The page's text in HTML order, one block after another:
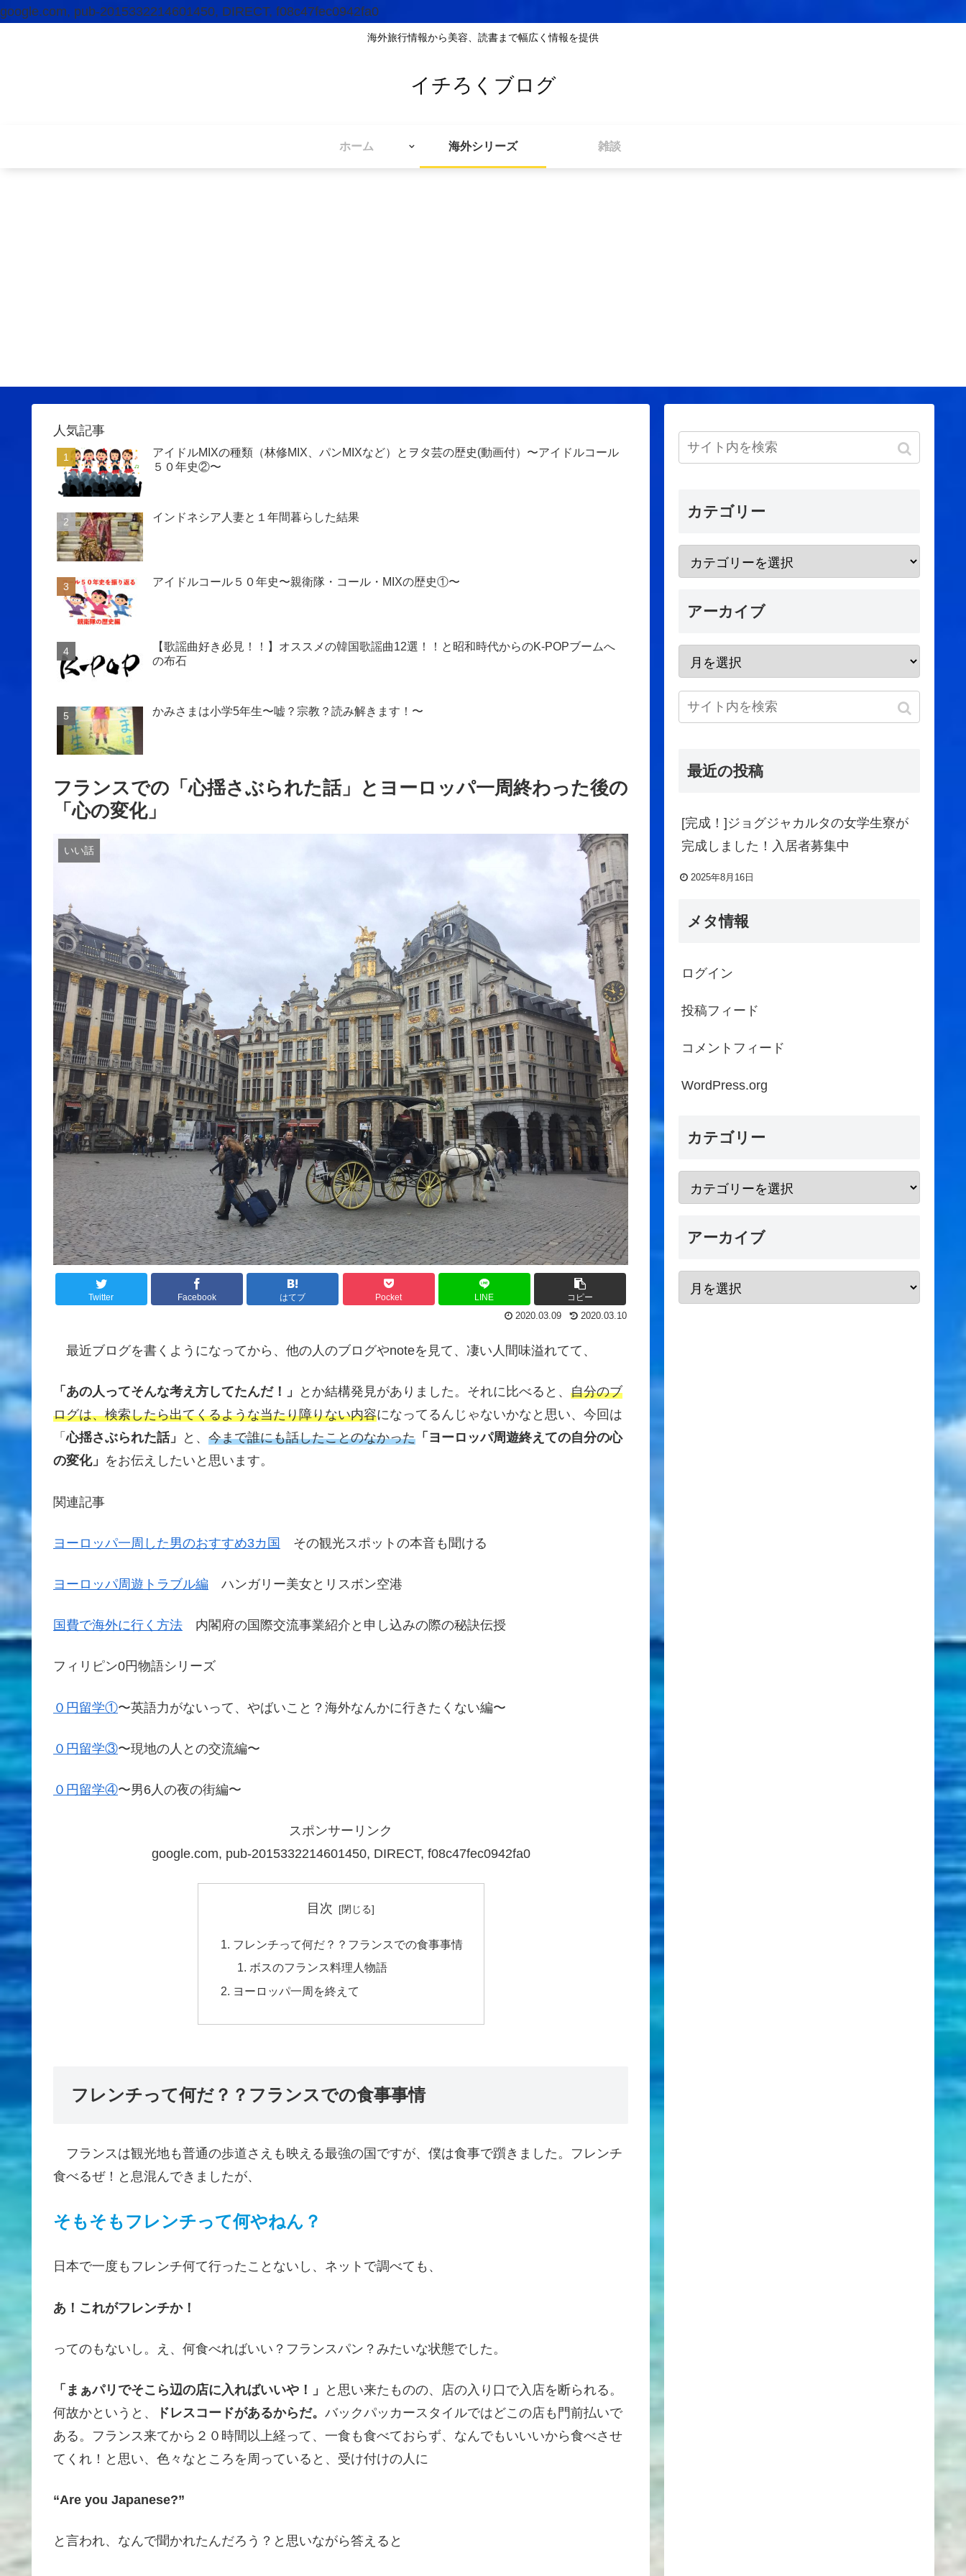
google.com, pub-2015332214601450, DIRECT, f08c47fec0942fa0
海外旅行情報から美容、読書まで幅広く情報を提供
イチろくブログ
ホーム 海外シリーズ 雑談
人気記事
アイドルMIXの種類（林修MIX、パンMIXなど）とヲタ芸の歴史(動画付）〜アイドルコール
５０年史②〜
インドネシア人妻と１年間暮らした結果
アイドルコール５０年史〜親衛隊・コール・MIXの歴史①〜
【歌謡曲好き必見！！】オススメの韓国歌謡曲12選！！と昭和時代からのK-POPブームへ
の布石
かみさまは小学5年生〜嘘？宗教？読み解きます！〜
フランスでの「心揺さぶられた話」とヨーロッパ一周終わった後の
「心の変化」
いい話
Twitter Facebook はてブ Pocket LINE
コピー
2020.03.10
2020.03.09
最近ブログを書くようになってから、他の人のブログやnoteを見て、凄い人間味溢れてて、
「あの人ってそんな考え方してたんだ！」 とか結構発見がありました。それに比べると、 自分のブ
ログは、検索したら出てくるような当たり障りない内容になってるんじゃないかなと思い、今回は
「心揺さぶられた話」 と、 今まで誰にも話したことのなかった 「ヨーロッパ周遊終えての自分の心
の変化」 をお伝えしたいと思います。
関連記事
ヨーロッパ一周した男のおすすめ3カ国 その観光スポットの本音も聞ける
ヨーロッパ周遊トラブル編 ハンガリー美女とリスボン空港
国費で海外に行く方法 内閣府の国際交流事業紹介と申し込みの際の秘訣伝授
フィリピン0円物語シリーズ
０円留学①〜英語力がないって、やばいこと？海外なんかに行きたくない編〜
０円留学③〜現地の人との交流編〜
０円留学④〜男6人の夜の街編〜
スポンサーリンク
google.com, pub-2015332214601450, DIRECT, f08c47fec0942fa0
目次
フレンチって何だ？？フランスでの食事事情
ボスのフランス料理人物語
ヨーロッパ一周を終えて
フレンチって何だ？？フランスでの食事事情
フランスは観光地も普通の歩道さえも映える最強の国ですが、僕は食事で躓きました。フレンチ
食べるぜ！と息混んできましたが、
そもそもフレンチって何やねん？
日本で一度もフレンチ何て行ったことないし、ネットで調べても、
あ！これがフレンチか！
ってのもないし。え、何食べればいい？フランスパン？みたいな状態でした。
「まぁパリでそこら辺の店に入ればいいや！」
と思い来たものの、店の入り口で入店を断られる。
何故かというと、
ドレスコードがあるからだ。 バックパッカースタイルではどこの店も門前払いで
ある。フランス来てから２０時間以上経って、一食も食べておらず、なんでもいいいから食べさせ
てくれ！と思い、色々なところを周っていると、受け付けの人に
“Are you Japanese?”
と言われ、なんで聞かれたんだろう？と思いながら答えると
カテゴリー
アーカイブ
最近の投稿
[完成！]ジョグジャカルタの女学生寮が
完成しました！入居者募集中
2025年8月16日
メタ情報
ログイン
投稿フィード
コメントフィード
WordPress.org
カテゴリー
アーカイブ